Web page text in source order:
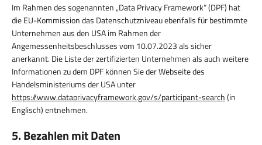
Im Rahmen des sogenannten „Data Privacy Framework” (DPF) hat
die EU-Kommission das Datenschutzniveau ebenfalls für bestimmte
Unternehmen aus den USA im Rahmen der
Angemessenheitsbeschlusses vom 10.07.2023 als sicher
anerkannt. Die Liste der zertifizierten Unternehmen als auch weitere
Informationen zu dem DPF können Sie der Webseite des
Handelsministeriums der USA unter
https://www.dataprivacyframework.gov/s/participant-search(in
Englisch) entnehmen.
5. Bezahlen mit Daten